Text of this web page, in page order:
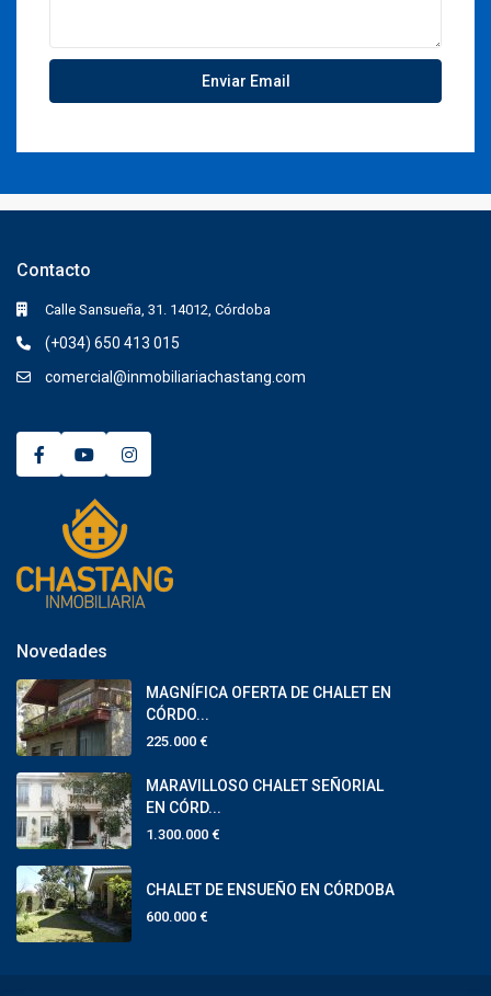
Contacto
Calle Sansueña, 31. 14012, Córdoba
(+034) 650 413 015
comercial@inmobiliariachastang.com
Novedades
MAGNÍFICA OFERTA DE CHALET EN
CÓRDO...
225.000 €
MARAVILLOSO CHALET SEÑORIAL
EN CÓRD...
1.300.000 €
CHALET DE ENSUEÑO EN CÓRDOBA
600.000 €